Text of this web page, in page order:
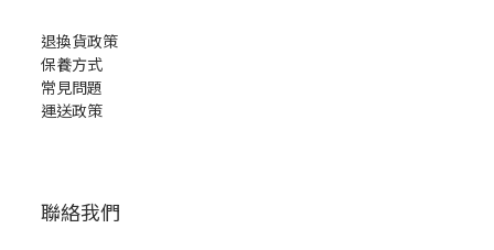
退換貨政策
保養方式
常見問題
運送政策
聯絡我們